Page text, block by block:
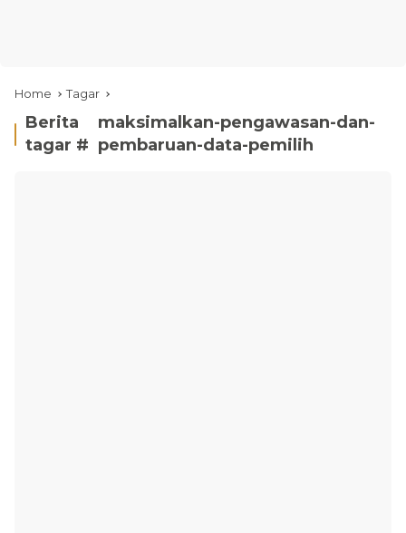
Home Tagar
Berita
tagar #
maksimalkan-pengawasan-dan-
pembaruan-data-pemilih